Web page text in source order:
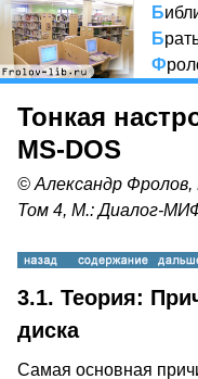
Б
Б
Ф
Тонкая
MS-DOS
© Александр Фролов,
Том 4, М.: Диалог-
3.1. Теория:
диска
Самая основная